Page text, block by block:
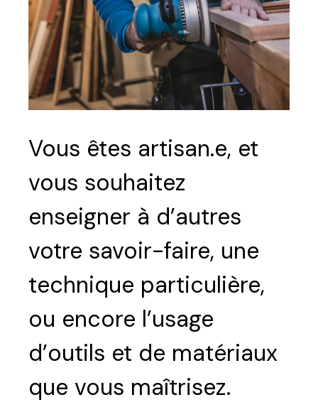
Vous êtes artisan.e, et
vous souhaitez
enseigner à d’autres
votre savoir-faire, une
technique particulière,
ou encore l’usage
d’outils et de matériaux
que vous maîtrisez.